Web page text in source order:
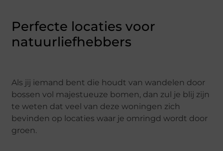
Perfecte locaties voor
natuurliefhebbers
Als jij iemand bent die houdt van wandelen door
bossen vol majestueuze bomen, dan zul je blij zijn
te weten dat veel van deze woningen zich
bevinden op locaties waar je omringd wordt door
groen.